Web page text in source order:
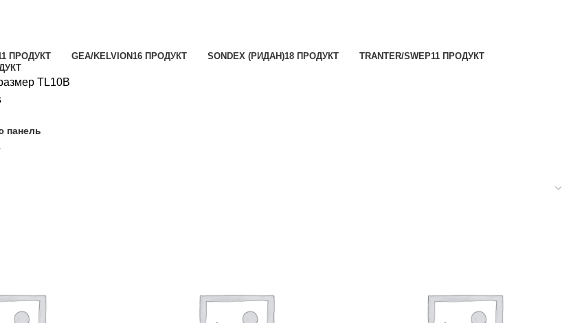
ПРОДУКТ GEA/KELVION16 ПРОДУКТ SONDEX (РИДАН)18 ПРОДУКТ TRANTER/SWEP11 ПРОДУКТ
TL10B
панель